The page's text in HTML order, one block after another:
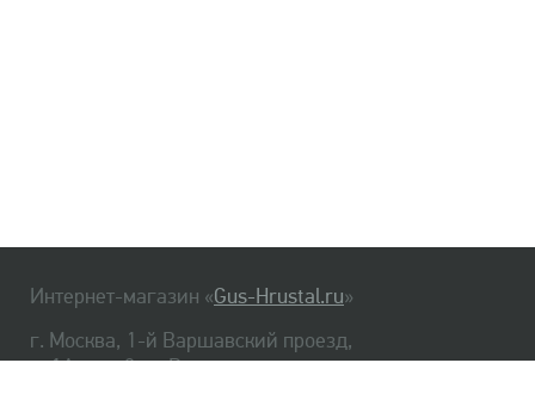
Интернет-магазин «Gus-Hrustal.ru»
г. Москва, 1-й Варшавский проезд,
д. 1А, стр. 3, м. Варшавская